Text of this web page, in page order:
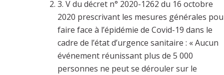
3. V du décret n° 2020-1262 du 16 octobre
2020 prescrivant les mesures générales
faire face à l’épidémie de Covid-19 dans le
cadre de l’état d’urgence sanitaire : « Aucun
événement réunissant plus de 5 000
personnes ne peut se dérouler sur le